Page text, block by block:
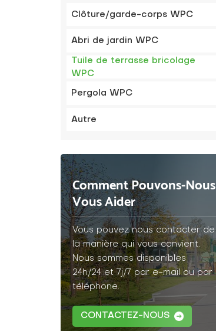
Clôture/garde-corps WPC
Abri de jardin WPC
Tuile de terrasse bricolage
WPC
Pergola WPC
Autre
Comment Pouvons-Nous
Vous Aider
Vous pouvez nous contacter de
la manière qui vous convient.
Nous sommes disponibles
24h/24 et 7j/7 par e-mail ou par
téléphone.
CONTACTEZ-NOUS